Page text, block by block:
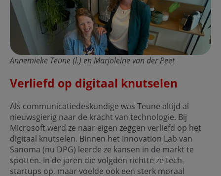
Annemieke Teune (l.) en Marjoleine van der Peet
Verliefd op digitaal knutselen
Als communicatiedeskundige was Teune altijd al
nieuwsgierig naar de kracht van technologie. Bij
Microsoft werd ze naar eigen zeggen verliefd op het
digitaal knutselen. Binnen het Innovation Lab van
Sanoma (nu DPG) leerde ze kansen in de markt te
spotten. In de jaren die volgden richtte ze tech-
startups op, maar voelde ook een sterk moraal